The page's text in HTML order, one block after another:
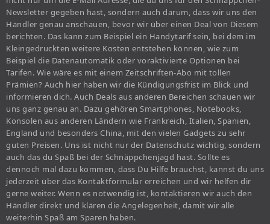
Newsletter gegeben hast, sondern auch darum, dass wir uns den
Händler genau anschauen, bevor wir über einen Deal von Diesem
berichten. Das kann zum Beispiel ein Handytarif sein, bei dem im
Kleingedruckten weitere Kosten entstehen können, wie zum
Beispiel die Datenautomatik oder voraktivierte Optionen bei
Tarifen. Wie wäre es mit einem Zeitschriften-Abo mit tollen
Prämien? Auch hier haben wir die Kündigungsfrist im Blick und
informieren dich. Auch Deals aus anderen Bereichen schauen wir
uns ganz genau an. Dazu gehören Smartphones, Notebooks,
Konsolen aus anderen Ländern wie Frankreich, Italien, Spanien,
England und besonders China, mit den vielen Gadgets zu sehr
guten Preisen. Uns ist nicht nur der Datenschutz wichtig, sondern
auch das du Spaß bei der Schnäppchenjagd hast. Sollte es
dennoch mal dazu kommen, dass Du Hilfe brauchst, kannst du uns
jederzeit über das Kontaktformular erreichen und wir helfen dir
gerne weiter. Wenn es notwendig ist, kontaktieren wir auch den
Händler direkt und klären die Angelegenheit, damit wir alle
weiterhin Spaß am Sparen haben.